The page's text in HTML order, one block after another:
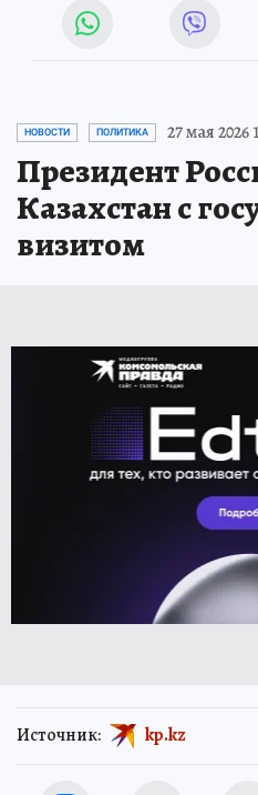
НОВОСТИ ПОЛИТИКА 27 мая 2026
Президент
Казахстан с
визитом
Источник: kp.kz